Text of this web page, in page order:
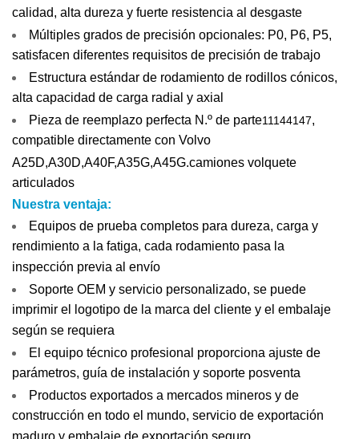
calidad, alta dureza y fuerte resistencia al desgaste
Múltiples grados de precisión opcionales: P0, P6, P5,
satisfacen diferentes requisitos de precisión de trabajo
Estructura estándar de rodamiento de rodillos cónicos,
alta capacidad de carga radial y axial
Pieza de reemplazo perfecta N.º de parte11144147,
compatible directamente con Volvo
A25D,A30D,A40F,A35G,A45G.camiones volquete
articulados
Nuestra ventaja:
Equipos de prueba completos para dureza, carga y
rendimiento a la fatiga, cada rodamiento pasa la
inspección previa al envío
Soporte OEM y servicio personalizado, se puede
imprimir el logotipo de la marca del cliente y el embalaje
según se requiera
El equipo técnico profesional proporciona ajuste de
parámetros, guía de instalación y soporte posventa
Productos exportados a mercados mineros y de
construcción en todo el mundo, servicio de exportación